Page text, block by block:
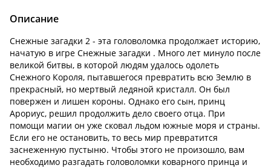
Описание
Снежные загадки 2 - эта головоломка продолжает историю,
начатую в игре Снежные загадки . Много лет минуло после
великой битвы, в которой людям удалось одолеть
Снежного Короля, пытавшегося превратить всю Землю в
прекрасный, но мертвый ледяной кристалл. Он был
повержен и лишен короны. Однако его сын, принц
Арориус, решил продолжить дело своего отца. При
помощи магии он уже сковал льдом южные моря и страны.
Если его не остановить, то весь мир превратится
заснеженную пустыню. Чтобы этого не произошло, вам
необходимо разгадать головоломки коварного принца и